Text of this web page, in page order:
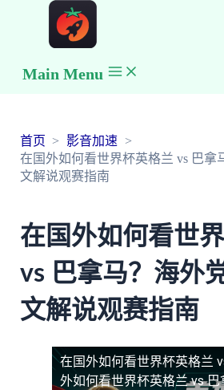
Main Menu
首页
影音加速
在国外如何看世界杯英格兰 vs 巴拿
文解说观赛指南
在国外如何看世
vs 巴拿马？海外
文解说观赛指南
在国外如何看世界杯英格兰
外如何看世界杯英格兰 vs